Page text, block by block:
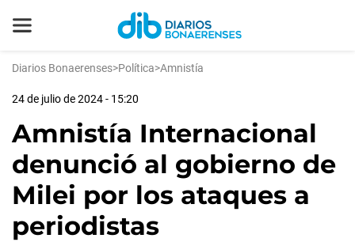
Diarios Bonaerenses>Política>Amnistía
24 de julio de 2024 - 15:20
Amnistía Internacional
denunció al gobierno de
Milei por los ataques a
periodistas